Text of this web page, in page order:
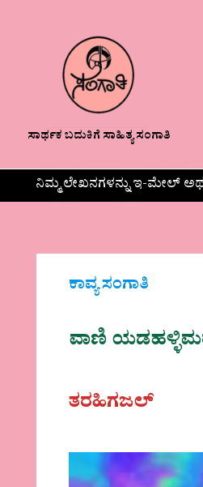
ಸಾರ್ಥಕ ಬದುಕಿಗೆ ಸಾಹಿತ್ಯ ಸಂಗಾತಿ
ನಿಮ್ಮ ಲೇಖನಗಳನ್ನು ಇ-ಮೇಲ್
ಕಾವ್ಯ ಸಂಗಾತಿ
ವಾಣಿ
ತರಹಿಗಜಲ್